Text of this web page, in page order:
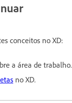
conceitos no XD:
a área de trabalho.
no XD.